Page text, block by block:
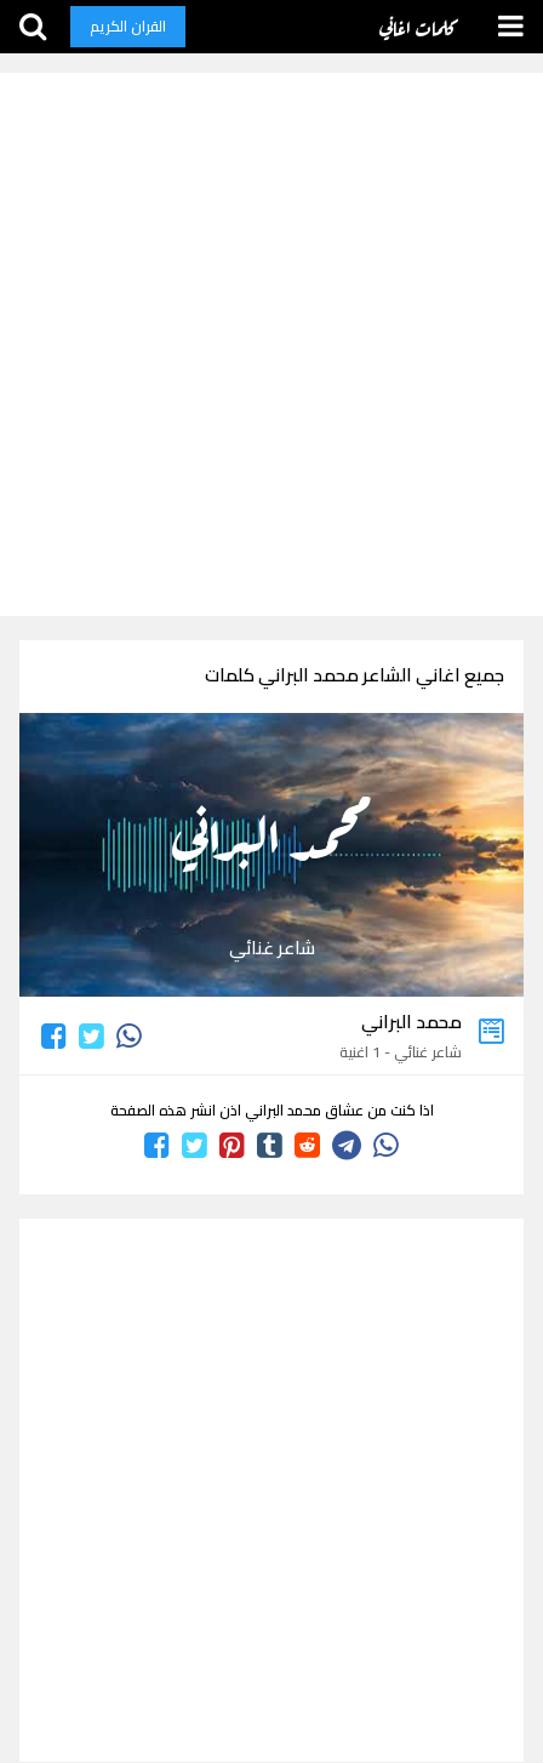
كلمات اغاني القران الكريم
جميع اغاني الشاعر محمد البراني كلمات
محمد البراني
شاعر غنائي
محمد البراني
شاعر غنائي - 1 اغنية
اذا كنت من عشاق محمد البراني اذن انشر هذه الصفحة